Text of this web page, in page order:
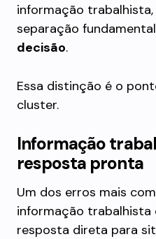
informação
separação
decisão.
Essa distinção é o
cluster.
Informação
resposta pronta
Um dos erros mais
informação
resposta direta para